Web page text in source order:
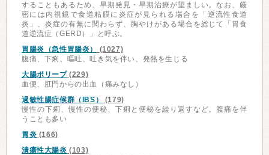
することもあるため、早期発見・早期治療が望ましい。なお、厳
密には内視鏡で食道粘膜に炎症が見られる場合を「逆流性食道
炎」、炎症の有無に関わらず、胸やけがある場合を総じて「胃食
道逆流症（GERD）」と呼ぶ。
胃腸炎（急性胃腸炎）
(1027)
腹痛、下痢、嘔吐、吐き気を伴い、発熱を生じる
大腸ポリープ(229)
血便、肛門からの出血（痛みなし）
過敏性腸症候群（IBS）
(179)
慢性の下痢、慢性の便秘、下痢と便秘を繰り返すなど。腹痛を伴
うことも多い
胃炎 (166)
潰瘍性大腸炎 (103)